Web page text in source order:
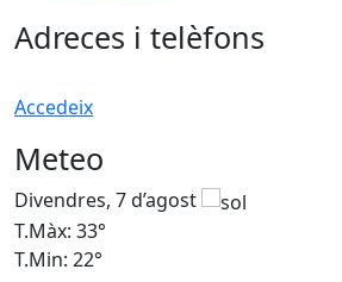
Adreces i telèfons
Accedeix
Meteo
Divendres, 7 d’agost
T.Màx: 33°
T.Min: 22°